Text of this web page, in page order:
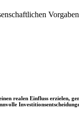
realen Einfluss erzielen,